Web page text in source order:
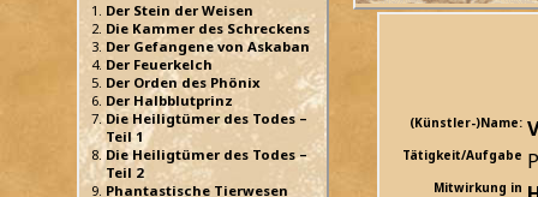
Der Stein der Weisen
Die Kammer des Schreckens
Der Gefangene von Askaban
Der Feuerkelch
Der Orden des Phönix
Der Halbblutprinz
Die Heiligtümer des Todes –
Teil 1
Die Heiligtümer des Todes –
Teil 2
Phantastische Tierwesen
(Künstler-)Name:
Tätigkeit/Aufgabe
Mitwirkung in